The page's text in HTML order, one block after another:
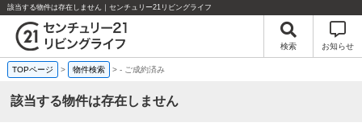
該当する物件は存在しません｜センチュリー21リビングライフ
検索 お知らせ
TOPページ > 物件検索 >- ご成約済み
該当する物件は存在しません